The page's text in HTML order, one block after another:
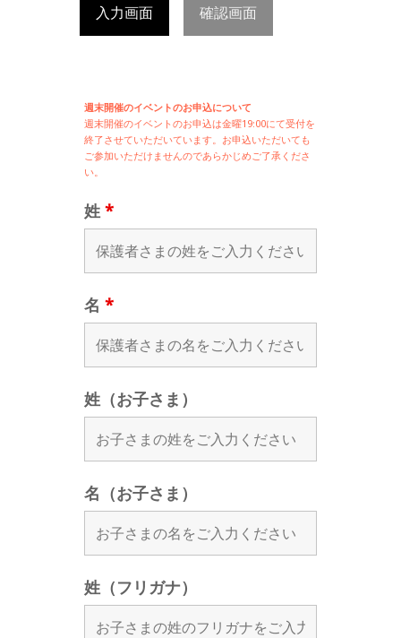
入力画面 確認画面
週末開催のイベントのお申込について
週末開催のイベントのお申込は金曜19:00にて受付を
終了させていただいています。お申込いただいても
ご参加いただけませんのであらかじめご了承くださ
い。
姓 *
名 *
姓（お子さま）
名（お子さま）
姓（フリガナ）